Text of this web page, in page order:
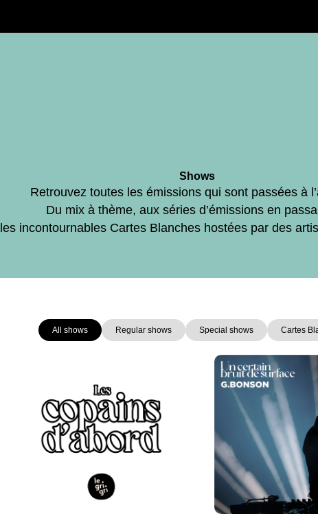
Shows
Retrouvez toutes les émissions qui sont passées à
Du mix à thème, aux séries d’émissions en
les incontournables Cartes Blanches hostées par des
All shows Regular shows Special shows Cartes
Page Page